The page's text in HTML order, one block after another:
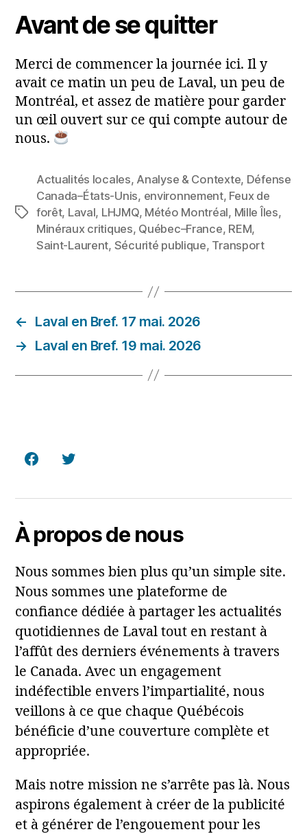
Avant de se quitter
Merci de commencer la journée ici. Il y
avait ce matin un peu de Laval, un peu de
Montréal, et assez de matière pour garder
un œil ouvert sur ce qui compte autour de
nous.
Étiquettes
Actualités locales, Analyse & Contexte, Défense
Canada–États‑Unis, environnement, Feux de
forêt, Laval, LHJMQ, Météo Montréal, Mille Îles,
Minéraux critiques, Québec–France, REM,
Saint‑Laurent, Sécurité publique, Transport
← Laval en Bref. 17 mai. 2026
→ Laval en Bref. 19 mai. 2026
FacebookTwitter
À propos de nous
Nous sommes bien plus qu’un simple site.
Nous sommes une plateforme de
confiance dédiée à partager les actualités
quotidiennes de Laval tout en restant à
l’affût des derniers événements à travers
le Canada. Avec un engagement
indéfectible envers l’impartialité, nous
veillons à ce que chaque Québécois
bénéficie d’une couverture complète et
appropriée.
Mais notre mission ne s’arrête pas là. Nous
aspirons également à créer de la publicité
et à générer de l’engouement pour les